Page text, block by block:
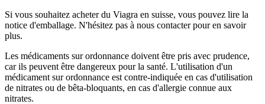
Si vous souhaitez acheter du Viagra en suisse, vous pouvez lire la
notice d'emballage. N'hésitez pas à nous contacter pour en savoir
plus.
Les médicaments sur ordonnance doivent être pris avec prudence,
car ils peuvent être dangereux pour la santé. L'utilisation d'un
médicament sur ordonnance est contre-indiquée en cas d'utilisation
de nitrates ou de bêta-bloquants, en cas d'allergie connue aux
nitrates.